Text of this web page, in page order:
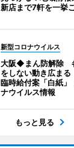
新店まで7軒を一挙
新型コロナウイルス
大阪◆まん防解除
をしない動き広ま
臨時給付案「白紙
ナウイルス情報
もっと見る